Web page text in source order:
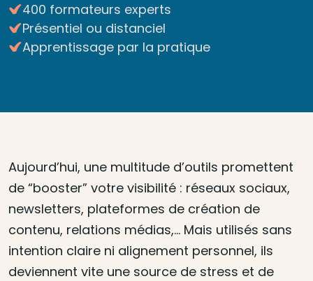
400 formateurs experts
Présentiel ou distanciel
Apprentissage par la pratique
Aujourd’hui, une multitude d’outils promettent
de “booster” votre visibilité : réseaux sociaux,
newsletters, plateformes de création de
contenu, relations médias,… Mais utilisés sans
intention claire ni alignement personnel, ils
deviennent vite une source de stress et de